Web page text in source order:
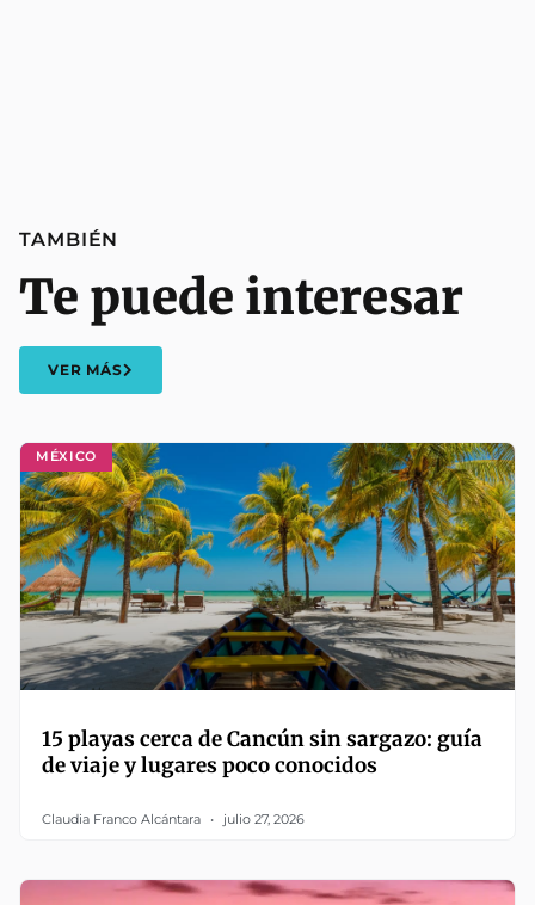
MÉXICO
15 playas cerca de Cancún sin sargazo: guía
de viaje y lugares poco conocidos
Claudia Franco Alcántara julio 27, 2026
TAMBIÉN
Te puede interesar
VER MÁS